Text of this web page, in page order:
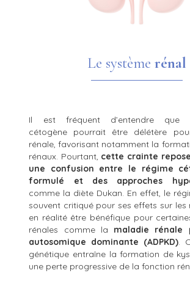
Le système rénal
Il est fréquent d’entendre que
cétogène pourrait être délétère
rénale, favorisant notamment la
rénaux. Pourtant, cette crainte
une confusion entre le régime
formulé et des approches
comme la diète Dukan. En effet, le
souvent critiqué pour ses effets sur les
en réalité être bénéfique pour
rénales comme la maladie rénale
autosomique dominante (ADPKD).
génétique entraîne la formation de
une perte progressive de la fonction